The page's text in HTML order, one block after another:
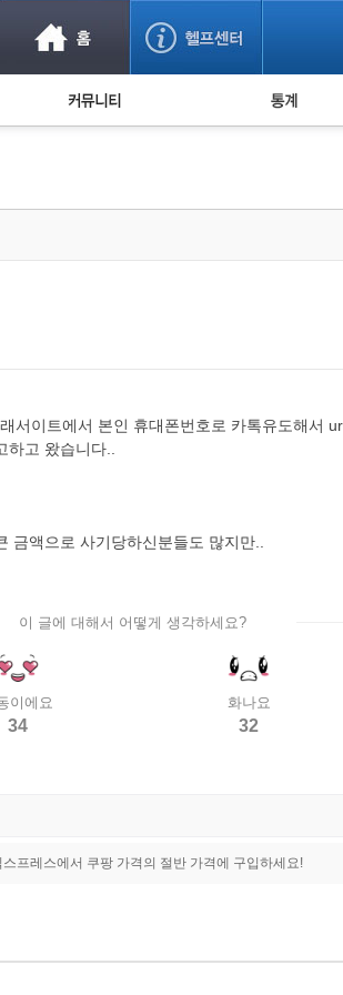
사기 예방했어요! 누적 피해사
이트에서 본인 휴대폰번호로 카톡유도해서
고 왔습니다..
액으로 사기당하신분들도 많지만..
이 글에 대해서 어떻게 생각하세요?
이에요
34
화나요
32
스프레스에서 쿠팡 가격의 절반 가격에 구입하세요!